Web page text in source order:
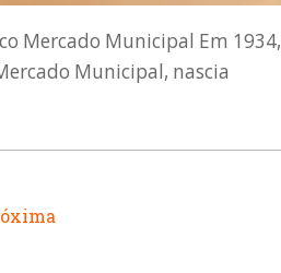
Mercado Municipal Em 1934,
Municipal, nascia